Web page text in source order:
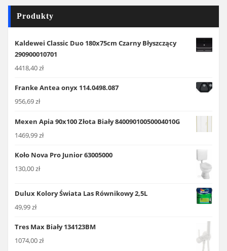
Produkty
Kaldewei Classic Duo 180x75cm Czarny Błyszczący
290900010701
4418,40zł
Franke Antea onyx 114.0498.087
956,69zł
Mexen Apia 90x100 Złota Biały 84009010050004010G
1469,99zł
Koło Nova Pro Junior 63005000
130,00zł
Dulux Kolory Świata Las Równikowy 2,5L
49,99zł
Tres Max Biały 134123BM
1074,00zł